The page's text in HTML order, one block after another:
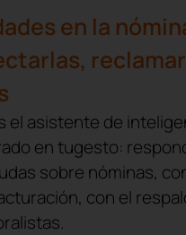
en la
el asistente de
en tugesto:
sobre nóminas,
con el